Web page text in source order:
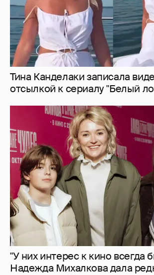
"У них интерес к кино всегда
Надежда Михалкова дала
комментарий о детях
5
Депутат Нина Останина
отменить ЕГЭ
43